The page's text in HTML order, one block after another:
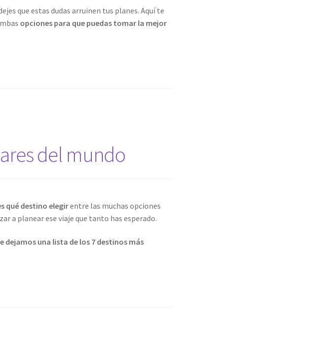
que estas dudas arruinen tus planes. Aquí te
opciones para que puedas tomar la mejor
del mundo
qué destino elegirentre las muchas opciones
a planear ese viaje que tanto has esperado.
dejamos una lista de los 7 destinos más